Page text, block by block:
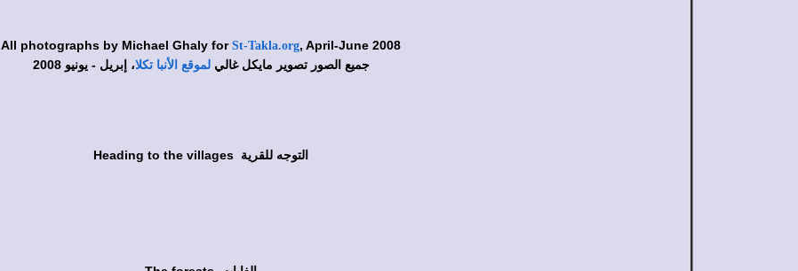
All photographs by Michael Ghaly for St-Takla.org, April-June 2008
جميع الصور تصوير مايكل غاليلموقع الأنبا تكلا، إبريل - يونيو 2008
Heading to the villages التوجه للقرية